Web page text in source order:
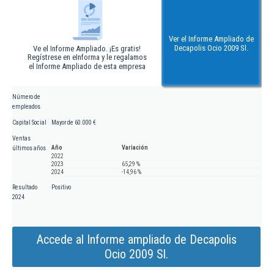
Ve el Informe Ampliado. ¡Es gratis!
Regístrese en eInforma y le regalamos
el Informe Ampliado de esta empresa
Ver el Informe Ampliado de
Decapolis Ocio 2009 Sl.
Número de
empleados
Capital Social Mayor de 60.000 €
Ventas
últimos años
Año
Variación
2022
2023
65,29 %
2024
-14,96 %
Resultado
2024
Positivo
Accede al Informe ampliado de Decapolis
Ocio 2009 Sl.